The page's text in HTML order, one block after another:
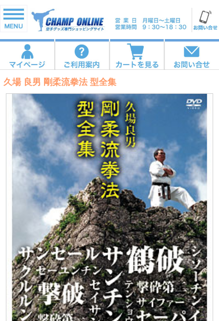
久場 良男 剛柔流拳法 型全集